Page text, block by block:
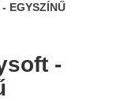
EGYSZÍNŰ
-